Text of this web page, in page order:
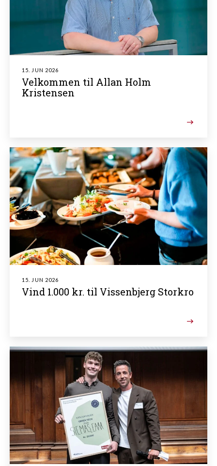
15. JUN 2026
Velkommen til Allan Holm
Kristensen
15. JUN 2026
Vind 1.000 kr. til Vissenbjerg Storkro